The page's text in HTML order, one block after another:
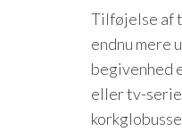
Tilføjelse af
endnu mere
begivenhed
eller tv-